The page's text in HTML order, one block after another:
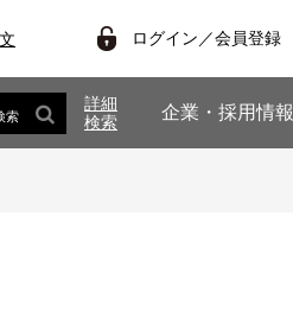
ログイン／会員登録
索
詳細
検索
企業・採用情報